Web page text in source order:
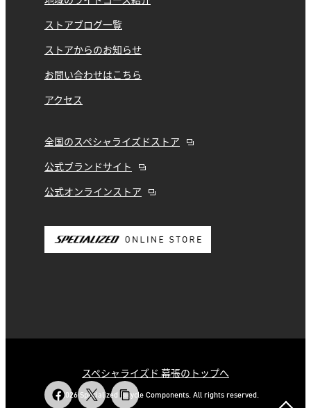
ストアブログ一覧
ストアからのお知らせ
お問い合わせはこちら
アクセス
全国のスペシャライズドストア
公式ブランドサイト
公式オンラインストア
スペシャライズド 幕張のトップへ
© 2026 Specialized Bicycle Components. All rights reserved.